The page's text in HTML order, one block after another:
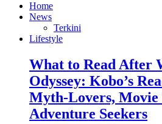
Home
News
Terkini
Lifestyle
What to Read After
Odyssey: Kobo’s
Myth-Lovers, Movie
Adventure Seekers